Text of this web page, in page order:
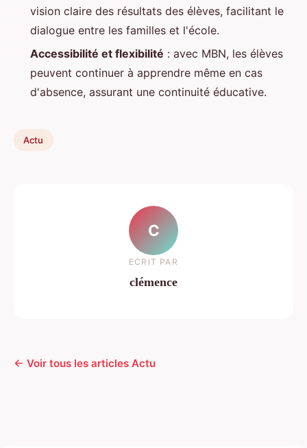
vision claire des résultats des élèves, facilitant le
dialogue entre les familles et l'école.
Accessibilité et flexibilité : avec MBN, les élèves
peuvent continuer à apprendre même en cas
d'absence, assurant une continuité éducative.
Actu
C
ECRIT PAR
clémence
← Voir tous les articles Actu